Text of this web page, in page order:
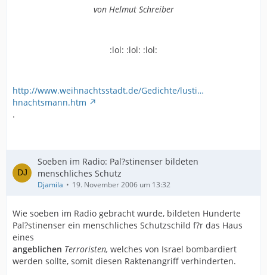
von Helmut Schreiber
:lol: :lol: :lol:
http://www.weihnachtsstadt.de/Gedichte/lusti…
hnachtsmann.htm
.
Soeben im Radio: Pal?stinenser bildeten
menschliches Schutz
Djamila 19. November 2006 um 13:32
Wie soeben im Radio gebracht wurde, bildeten Hunderte
Pal?stinenser ein menschliches Schutzschild f?r das Haus
eines
angeblichen Terroristen, welches von Israel bombardiert
werden sollte, somit diesen Raktenangriff verhinderten.